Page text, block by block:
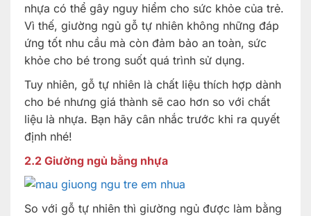
nhựa có thể gây nguy hiểm cho sức khỏe của trẻ.
Vì thế, giường ngủ gỗ tự nhiên không những đáp
ứng tốt nhu cầu mà còn đảm bảo an toàn, sức
khỏe cho bé trong suốt quá trình sử dụng.
Tuy nhiên, gỗ tự nhiên là chất liệu thích hợp dành
cho bé nhưng giá thành sẽ cao hơn so với chất
liệu là nhựa. Bạn hãy cân nhắc trước khi ra quyết
định nhé!
2.2 Giường ngủ bằng nhựa
So với gỗ tự nhiên thì giường ngủ được làm bằng